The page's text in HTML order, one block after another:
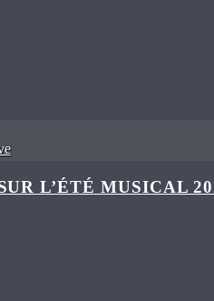
L’ÉTÉ MUSICAL